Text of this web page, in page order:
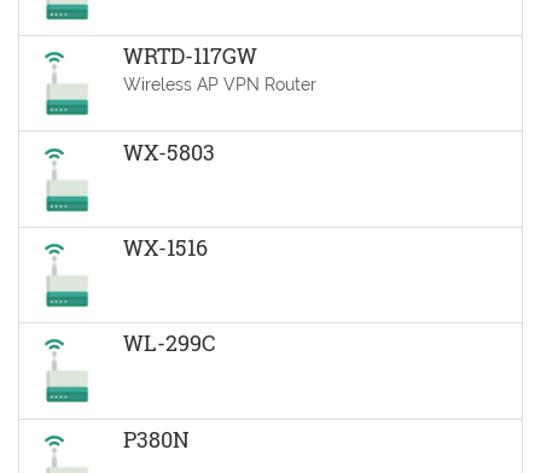
WRTD-117GW
Wireless AP VPN Router
WX-5803
WX-1516
WL-299C
P380N